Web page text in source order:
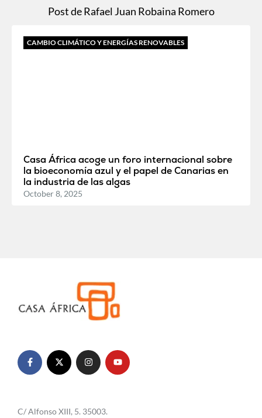
Post de Rafael Juan Robaina Romero
CAMBIO CLIMÁTICO Y ENERGÍAS RENOVABLES
Casa África acoge un foro internacional sobre
la bioeconomía azul y el papel de Canarias en
la industria de las algas
October 8, 2025
C/ Alfonso XIII, 5. 35003.